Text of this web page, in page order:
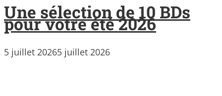
Une sélection de 10 BDs
pour votre été 2026
5 juillet 20265 juillet 2026